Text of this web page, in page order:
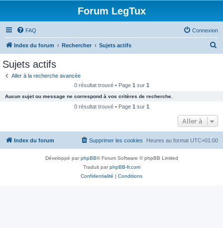
Forum LegTux
FAQ Connexion
Index du forum Rechercher Sujets actifs
c
e
Sujets actifs
Aller à la recherche avancée
0 résultat trouvé • Page 1 sur 1
Aucun sujet ou message ne correspond à vos critères de recherche.
0 résultat trouvé • Page 1 sur 1
Aller à
Index du forum Heures au format UTC+01:00
Supprimer les cookies
Développé parphpBB® Forum Software © phpBB Limited
Traduit parphpBB-fr.com
Confidentialité | Conditions